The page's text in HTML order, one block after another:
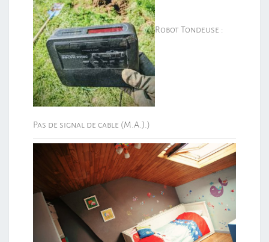
Robot Tondeuse :
Pas de signal de cable (M.A.J.)